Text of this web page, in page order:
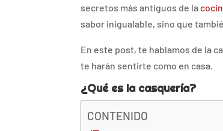
secretos más antiguos de la
sabor inigualable, sino que
En este post, te hablamos de la
te harán sentirte como en casa.
¿Qué es la casquería?
CONTENIDO